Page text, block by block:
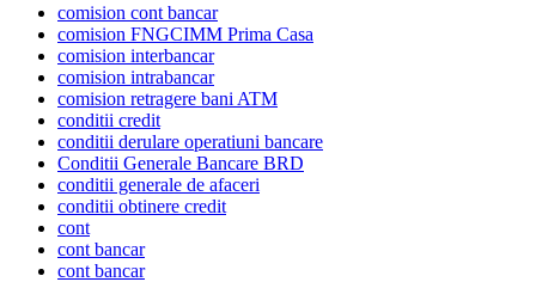
comision cont bancar
comision FNGCIMM Prima Casa
comision interbancar
comision intrabancar
comision retragere bani ATM
conditii credit
conditii derulare operatiuni bancare
Conditii Generale Bancare BRD
conditii generale de afaceri
conditii obtinere credit
cont
cont bancar
cont bancar